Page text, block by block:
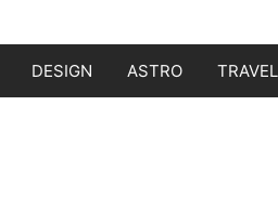
DESIGN ASTRO TRAVEL